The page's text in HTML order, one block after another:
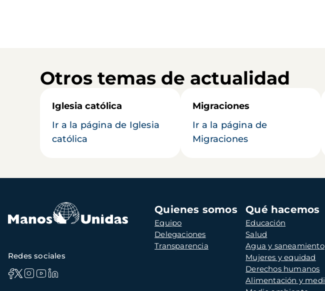
Otros temas de actualidad
Iglesia católica
Ir a la página de Iglesia
católica
Migraciones
Ir a la página de
Migraciones
Navegación
principal
Quienes somos
Equipo
Delegaciones
Transparencia
Qué hacemos
Educación
Salud
Agua y saneamiento
Mujeres y equidad
Derechos humanos
Alimentación y
Redes sociales